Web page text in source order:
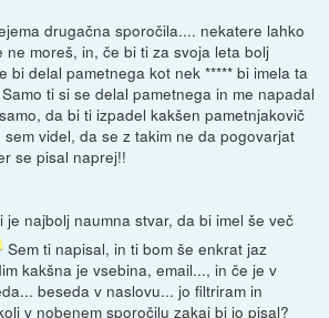
drugačna sporočila.... nekatere lahko
moreš, in, če bi ti za svoja leta bolj
bi delal pametnega kot nek ***** bi imela ta
ti si se delal pametnega in me napadal
da bi ti izpadel kakšen pametnjakovič
videl, da se z takim ne da pogovarjat
se pisal naprej!!
je najbolj naumna stvar, da bi imel še več
Sem ti napisal, in ti bom še enkrat jaz
kakšna je vsebina, email..., in če je v
beseda v naslovu... jo filtriram in
v nobenem sporočilu zakaj bi jo pisal?